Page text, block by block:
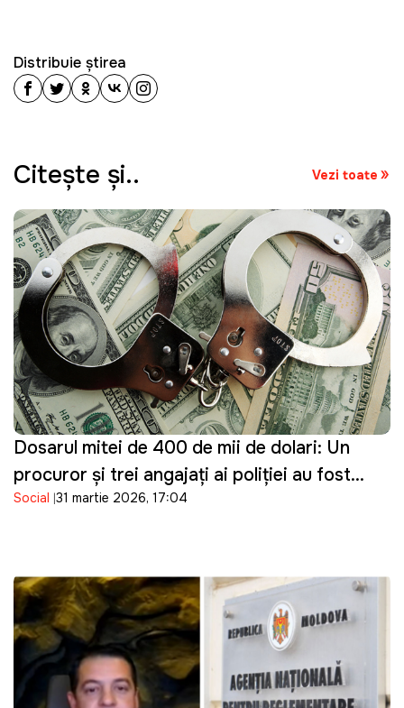
Distribuie știrea
Citeşte şi.. Vezi toate
Dosarul mitei de 400 de mii de dolari: Un
procuror și trei angajați ai poliției au fost
reținuți
Social 31 martie 2026, 17:04